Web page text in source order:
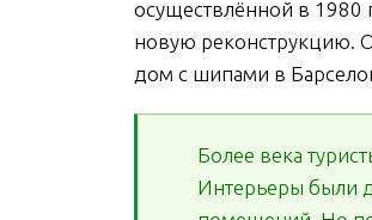
осуществлённой в 1980
новую реконструкцию.
дом с шипами в
Более века
Интерьеры были